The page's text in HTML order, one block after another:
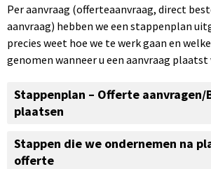
Per aanvraag (offerteaanvraag, direct
aanvraag) hebben we een stappenplan
precies weet hoe we te werk gaan en
genomen wanneer u een aanvraag plaatst
Stappenplan – Offerte
plaatsen
Stappen die we ondernemen na
offerte